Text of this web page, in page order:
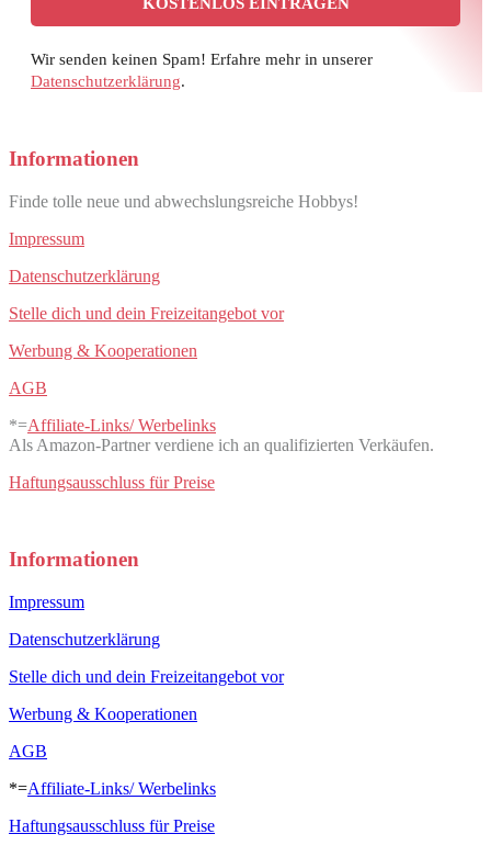
Wir senden keinen Spam! Erfahre mehr in unserer
Datenschutzerklärung.
Informationen
Finde tolle neue und abwechslungsreiche Hobbys!
Impressum
Datenschutzerklärung
Stelle dich und dein Freizeitangebot vor
Werbung & Kooperationen
AGB
*=Affiliate-Links/ Werbelinks
Als Amazon-Partner verdiene ich an qualifizierten Verkäufen.
Haftungsausschluss für Preise
Informationen
Impressum
Datenschutzerklärung
Stelle dich und dein Freizeitangebot vor
Werbung & Kooperationen
AGB
*=Affiliate-Links/ Werbelinks
Haftungsausschluss für Preise